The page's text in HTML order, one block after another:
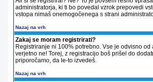
administratorja, ki ti bo povedal vzrok prepovedi
vstopa nimaš onemogočenega s strani
Nazaj na vrh
Zakaj se moram registrirati?
Registriranje ni 100% potrebno. Vse je odvisno
verjetno ne! Torej, z registracijo boš prišel do
priporočamo, da le-to izvedeš.
Nazaj na vrh